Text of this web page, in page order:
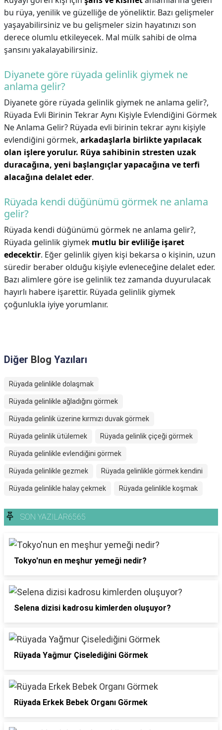
bu rüya, yenilik ve güzelliğe de yöneliktir. Bazı gelişmeler
yaşayabilirsiniz ve bu gelişmeler sizin hayatınızı son
derece olumlu etkileyecek. Mal mülk sahibi de olma
şansını yakalayabilirsiniz.
Diyanete göre rüyada gelinlik giymek ne
anlama gelir?
Diyanete göre rüyada gelinlik giymek ne anlama gelir?,
Rüyada Evli Birinin Tekrar Aynı Kişiyle Evlendiğini Görmek
Ne Anlama Gelir? Rüyada evli birinin tekrar aynı kişiyle
evlendiğini görmek, arkadaşlarla birlikte yapılacak
olan işlere yorulur. Rüya sahibinin stresten uzak
duracağına, yeni başlangıçlar yapacağına ve terfi
alacağına delalet eder.
Rüyada kendi düğünümü görmek ne anlama
gelir?
Rüyada kendi düğünümü görmek ne anlama gelir?,
Rüyada gelinlik giymek mutlu bir evliliğe işaret
edecektir. Eğer gelinlik giyen kişi bekarsa o kişinin, uzun
süredir beraber olduğu kişiyle evleneceğine delalet eder.
Bazı alimlere göre ise gelinlik tez zamanda duyurulacak
hayırlı habere işarettir. Rüyada gelinlik giymek
çoğunlukla iyiye yorumlanır.
Diğer Blog Yazıları
Rüyada gelinlikle dolaşmak
Rüyada gelinlikle ağladığını görmek
Rüyada gelinlik üzerine kırmızı duvak görmek
Rüyada gelinlik ütülemek Rüyada gelinlik çiçeği görmek
Rüyada gelinlikle evlendiğini görmek
Rüyada gelinlikle gezmek Rüyada gelinlikle görmek kendini
Rüyada gelinlikle halay çekmek Rüyada gelinlikle koşmak
SON YAZILAR6565
Tokyo'nun en meşhur yemeği nedir?
Selena dizisi kadrosu kimlerden oluşuyor?
Rüyada Yağmur Çiselediğini Görmek
Rüyada Erkek Bebek Organı Görmek